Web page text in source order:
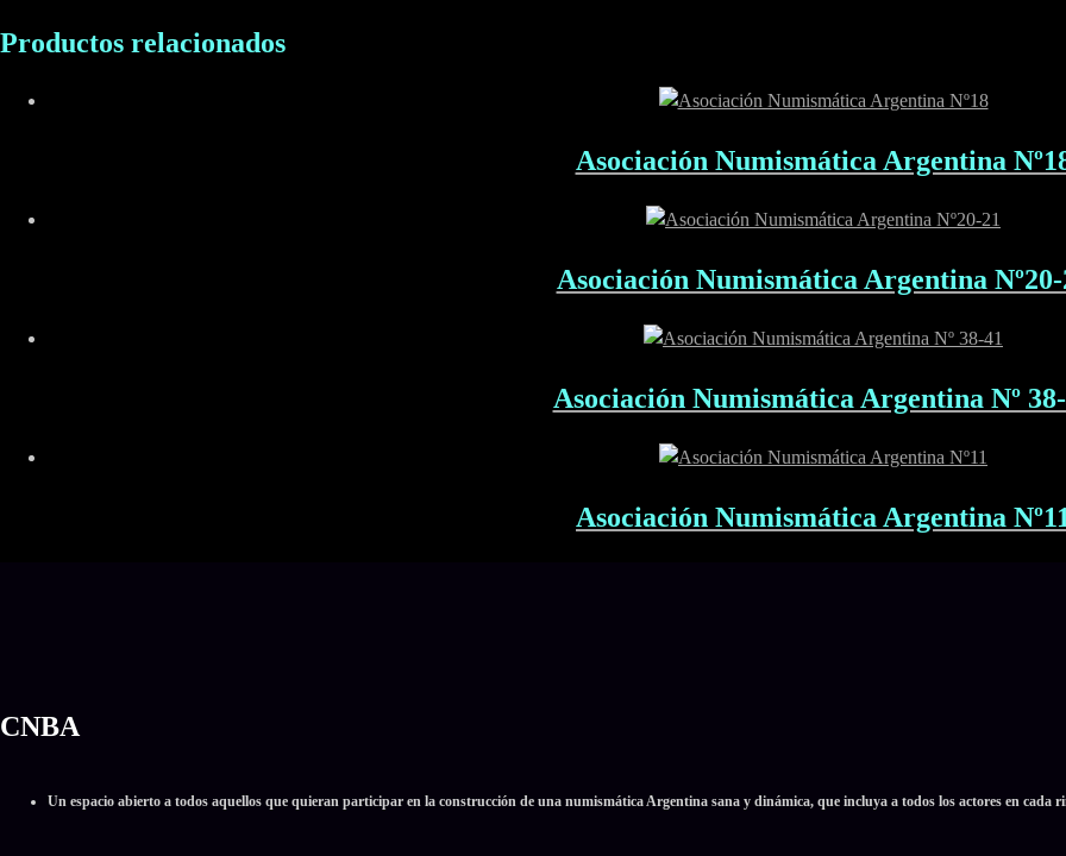
Productos relacionados
Asociación Numismática Argentina
Asociación Numismática Argentina Nº20-
Asociación Numismática Argentina Nº
Asociación Numismática Argentina
CNBA
Un espacio abierto a todos aquellos que quieran participar en la construcción de una numismática Argentina sana y dinámica, que incluya a todos los actores en cada